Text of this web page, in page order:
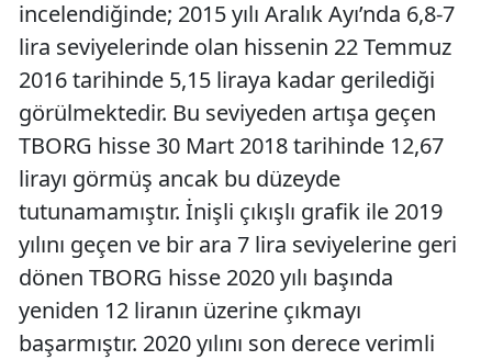
incelendiğinde; 2015 yılı Aralık Ayı’nda 6,8-7
lira seviyelerinde olan hissenin 22 Temmuz
2016 tarihinde 5,15 liraya kadar gerilediği
görülmektedir. Bu seviyeden artışa geçen
TBORG hisse 30 Mart 2018 tarihinde 12,67
lirayı görmüş ancak bu düzeyde
tutunamamıştır. İnişli çıkışlı grafik ile 2019
yılını geçen ve bir ara 7 lira seviyelerine geri
dönen TBORG hisse 2020 yılı başında
yeniden 12 liranın üzerine çıkmayı
başarmıştır. 2020 yılını son derece verimli